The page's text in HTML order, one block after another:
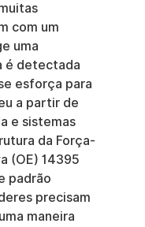
com um
uma
é detectada
esforça para
a partir de
e sistemas
da Força-
(OE) 14395
padrão
precisam
maneira